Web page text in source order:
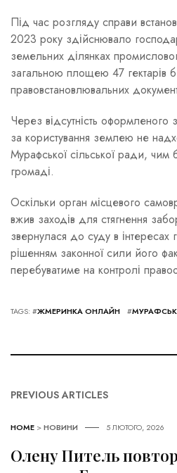
Під час розгляду справи
2023 року здійснювало
земельних ділянках
загальною площею 47 гектарів
правовстановлювальних
Через відсутність оформленого
за користування землею не
Мурафської сільської ради, чим
громаді.
Оскільки орган місцевого
вжив заходів для стягнення
звернулася до суду в інтересах
рішенням законної сили його
перебуватиме на контролі
TAGS: #ЖМЕРИНКА ОНЛАЙН #
PREVIOUS ARTICLES
HOME >НОВИНИ 5 ЛЮТОГО, 2026
Олену Питель